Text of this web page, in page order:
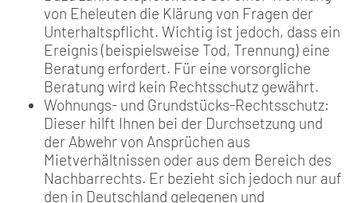
von Eheleuten die Klärung von Fragen der
Unterhaltspflicht. Wichtig ist jedoch, dass ein
Ereignis (beispielsweise Tod, Trennung) eine
Beratung erfordert. Für eine vorsorgliche
Beratung wird kein Rechtsschutz gewährt.
Wohnungs- und Grundstücks-Rechtsschutz:
Dieser hilft Ihnen bei der Durchsetzung und
der Abwehr von Ansprüchen aus
Mietverhältnissen oder aus dem Bereich des
Nachbarrechts. Er bezieht sich jedoch nur auf
den in Deutschland gelegenen und